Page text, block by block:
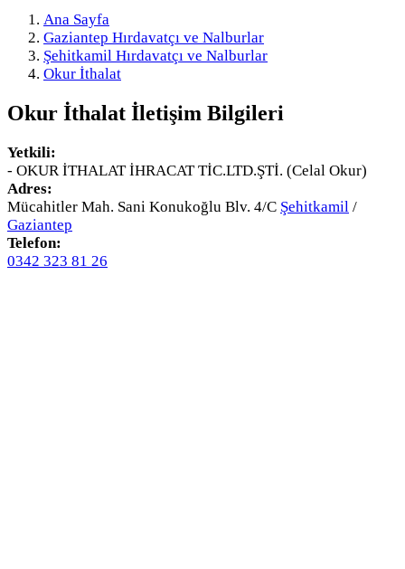
Ana Sayfa
Gaziantep Hırdavatçı ve Nalburlar
Şehitkamil Hırdavatçı ve Nalburlar
Okur İthalat
Okur İthalat İletişim Bilgileri
Yetkili:
- OKUR İTHALAT İHRACAT TİC.LTD.ŞTİ. (Celal Okur)
Adres:
Mücahitler Mah. Sani Konukoğlu Blv. 4/C Şehitkamil /
Gaziantep
Telefon:
0342 323 81 26